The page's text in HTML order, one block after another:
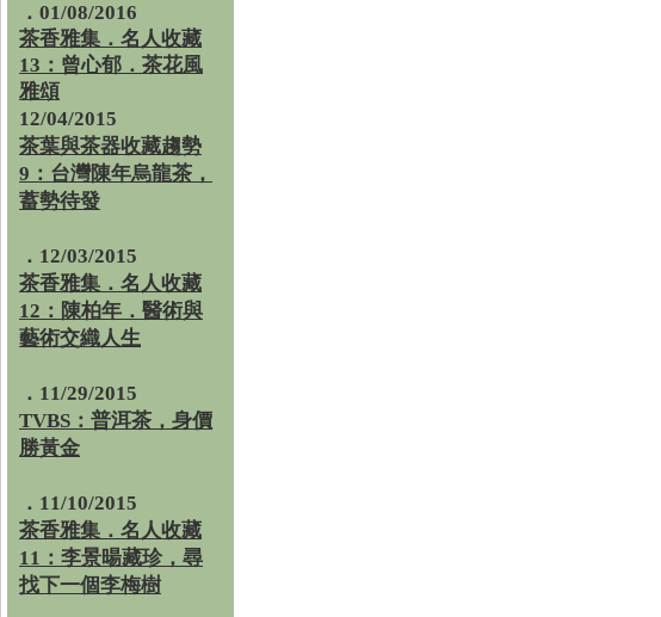
．01/08/2016
茶香雅集 ． 名人收藏
13：曾心郁．茶花風
雅頌
12/04/2015
茶葉與茶器收藏趨勢
9：台灣陳年烏龍茶，
蓄勢待發
．12/03/2015
茶香雅集．名人收藏
12：陳柏年．醫術與
藝術交織人生
．11/29/2015
TVBS：普洱茶，身價
勝黃金
．11/10/2015
茶香雅集．名人收藏
11：李景暘藏珍，尋
找下一個李梅樹